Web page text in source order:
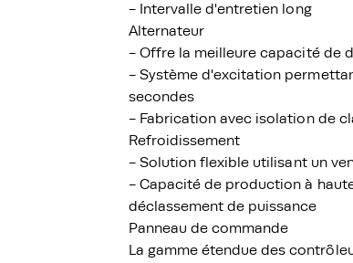
- Intervalle d'entretien long
Alternateur
- Offre la meilleure capacité de
- Système d'excitation
secondes
- Fabrication avec isolation de
Refroidissement
- Solution flexible utilisant un
- Capacité de production à
déclassement de puissance
Panneau de commande
La gamme étendue des